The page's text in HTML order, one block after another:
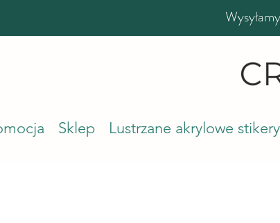
Sklep Lustrzane akrylowe stikery